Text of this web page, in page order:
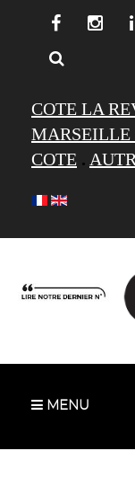
COTE LA
MARSEILLE
COTE .
MENU